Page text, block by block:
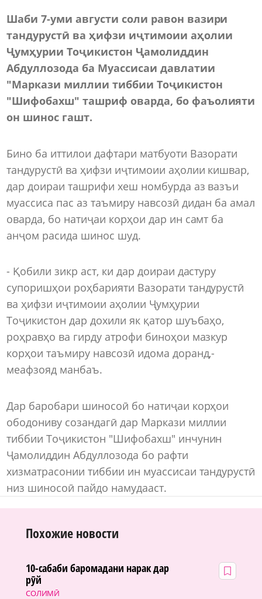
Шаби 7-уми августи соли равон вазири
тандурустӣ ва ҳифзи иҷтимоии аҳолии
Ҷумҳурии Тоҷикистон Ҷамолиддин
Абдуллозода ба Муассисаи давлатии
"Маркази миллии тиббии Тоҷикистон
"Шифобахш" ташриф оварда, бо фаъолияти
он шинос гашт.
Бино ба иттилои дафтари матбуоти Вазорати
тандурустӣ ва ҳифзи иҷтимоии аҳолии кишвар,
дар доираи ташрифи хеш номбурда аз вазъи
муассиса пас аз таъмиру навсозӣ дидан ба амал
оварда, бо натиҷаи корҳои дар ин самт ба
анҷом расида шинос шуд.
- Қобили зикр аст, ки дар доираи дастуру
супоришҳои роҳбарияти Вазорати тандурустӣ
ва ҳифзи иҷтимоии аҳолии Ҷумҳурии
Тоҷикистон дар дохили як қатор шуъбаҳо,
роҳравҳо ва гирду атрофи биноҳои мазкур
корҳои таъмиру навсозӣ идома доранд,-
меафзояд манбаъ.
Дар баробари шиносоӣ бо натиҷаи корҳои
ободониву созандагӣ дар Маркази миллии
тиббии Тоҷикистон "Шифобахш" инчунин
Ҷамолиддин Абдуллозода бо рафти
хизматрасонии тиббии ин муассисаи тандурустӣ
низ шиносоӣ пайдо намудааст.
Похожие новости
СОЛИМӢ
10-сабаби баромадани нарак дар
рӯй